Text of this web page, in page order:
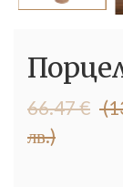
66.47€
лв.)
Original
was:
Текущата
е: